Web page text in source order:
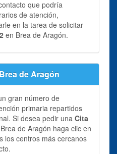
que podría
de atención,
en la tarea de solicitar
en Brea de Aragón.
de Aragón
gran número de
primaria repartidos
Si desea pedir una Cita
de Aragón haga clic en
los centros más cercanos